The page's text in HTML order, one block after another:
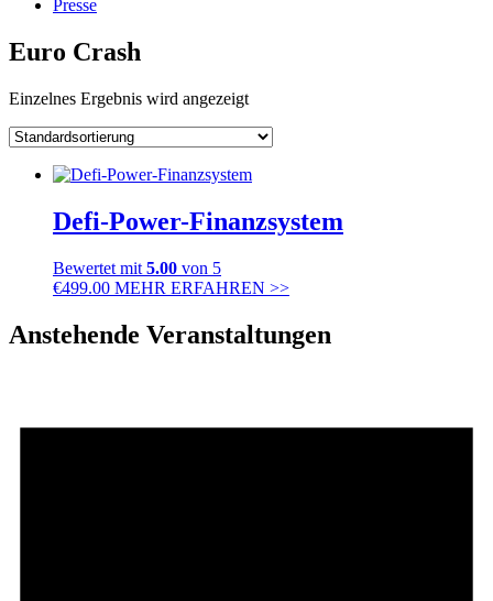
Presse
Euro Crash
Einzelnes Ergebnis wird angezeigt
Defi-Power-Finanzsystem
Bewertet mit 5.00 von 5
€499.00 MEHR ERFAHREN >>
Anstehende Veranstaltungen